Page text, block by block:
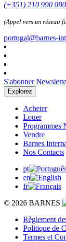
(+351) 210 990 090
(Appel vers un réseau
portugal@barnes-
S'abonner
Explorez
Acheter
Louer
Programmes
Vendre
Barnes
Nos Contacts
pt
en
fr
© 2026 BARNES
Règlement
Politique de
Termes et